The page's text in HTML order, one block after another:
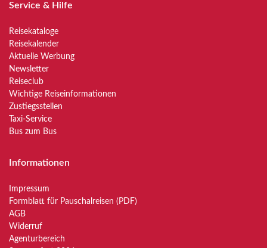
Service & Hilfe
Reisekataloge
Reisekalender
Aktuelle Werbung
Newsletter
Reiseclub
Wichtige Reiseinformationen
Zustiegsstellen
Taxi-Service
Bus zum Bus
Informationen
Impressum
Formblatt für Pauschalreisen (PDF)
AGB
Widerruf
Agenturbereich